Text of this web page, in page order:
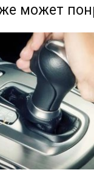
может